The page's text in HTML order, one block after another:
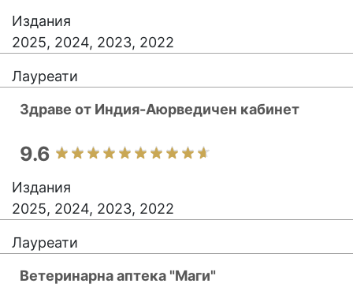
Издания
2025, 2024, 2023, 2022
Лауреати
Здраве от Индия-Аюрведичен кабинет
9.6
Издания
2025, 2024, 2023, 2022
Лауреати
Ветеринарна аптека "Маги"